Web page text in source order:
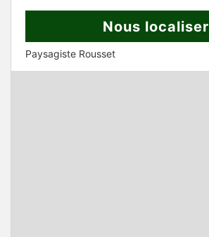
Nous localiser
Paysagiste Rousset